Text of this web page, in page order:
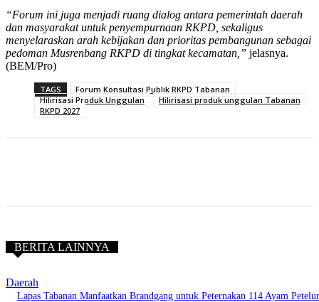
“Forum ini juga menjadi ruang dialog antara pemerintah daerah
dan masyarakat untuk penyempurnaan RKPD, sekaligus
menyelaraskan arah kebijakan dan prioritas pembangunan sebagai
pedoman Musrenbang RKPD di tingkat kecamatan,” jelasnya.
(BEM/Pro)
TAGS
Forum Konsultasi Publik RKPD Tabanan
Hilirisasi Produk Unggulan
Hilirisasi produk unggulan Tabanan
RKPD 2027
BERITA LAINNYA
Daerah
Lapas Tabanan Manfaatkan Brandgang untuk Peternakan 114 Ayam Petelur